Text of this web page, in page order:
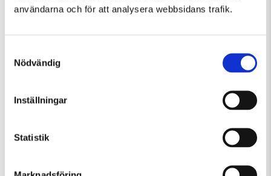
användarna och för att analysera webbsidans trafik.
Nödvändig
Inställningar
Statistik
Söndag 9 Augusti Kl 12:30
Guidad visning